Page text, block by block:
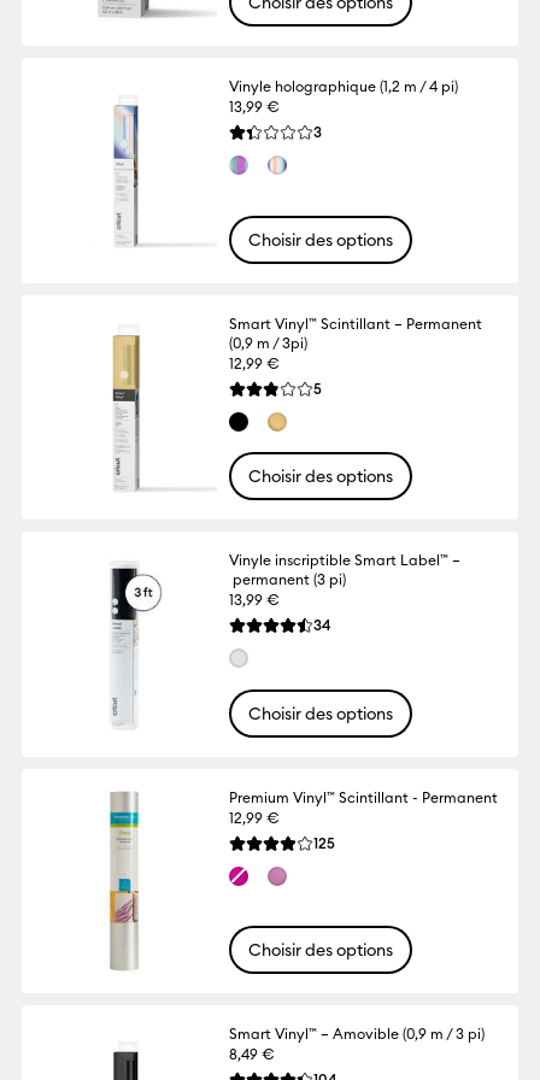
Vinyle holographique (1,2 m / 4 pi)
13,99 €
La note moyenne de ce produit est 1.3
3Reviews
Choisir des options
Smart Vinyl™ Scintillant – Permanent
(0,9 m / 3pi)
12,99 €
La note moyenne de ce produit est 2.8
5Reviews
Choisir des options
Vinyle inscriptible Smart Label™ –
permanent (3 pi)
13,99 €
La note moyenne de ce produit est 4.5
34
Choisir des options
Premium Vinyl™ Scintillant - Permanent
12,99 €
La note moyenne de ce produit est 3.9
125Reviews
Choisir des options
Smart Vinyl™ – Amovible (0,9 m / 3 pi)
8,49 €